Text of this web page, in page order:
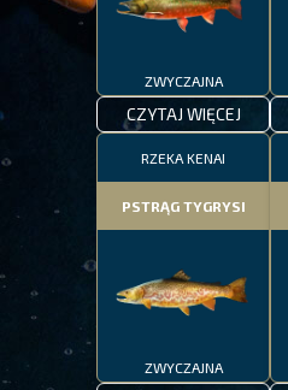
ZWYCZAJNA
CZYTAJ WIĘCEJ
RZEKA KENAI
PSTRĄG TYGRYSI
ZWYCZAJNA